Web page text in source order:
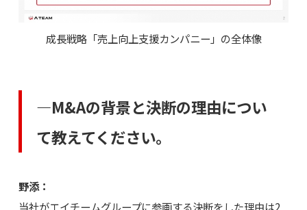
成長戦略「売上向上支援カンパニー」の全体像
―M&Aの背景と決断の理由につい
て教えてください。
野添：
当社がエイチームグループに参画する決断をした理由は2